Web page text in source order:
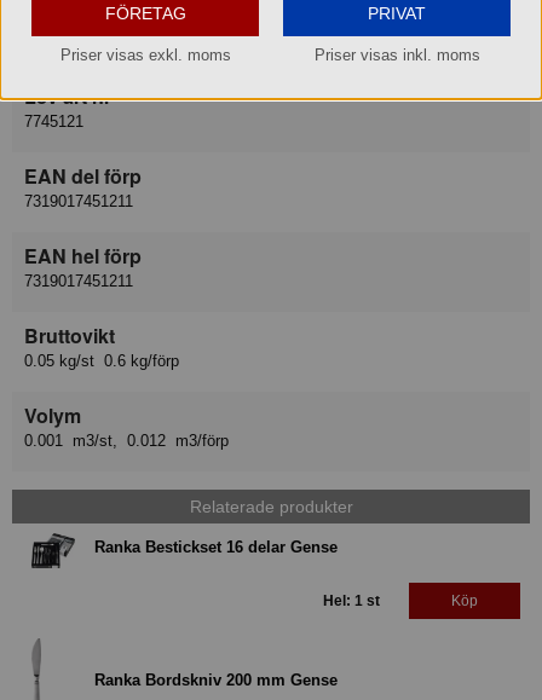
Leverantör
F&H Group of Scandinavia AB
Lev art nr
7745121
EAN del förp
7319017451211
EAN hel förp
7319017451211
Bruttovikt
0.05 kg/st 0.6 kg/förp
Volym
0.001 m3/st, 0.012 m3/förp
Relaterade produkter
Ranka Bestickset 16 delar Gense
Hel: 1 st Köp
Ranka Bordskniv 200 mm Gense
FÖRETAG
Priser visas exkl. moms
PRIVAT
Priser visas inkl. moms